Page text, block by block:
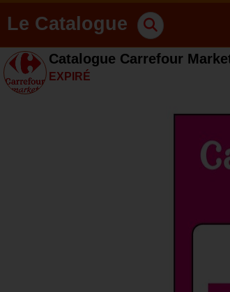
Le Catalogue
Catalogue Carrefour
EXPIRÉ